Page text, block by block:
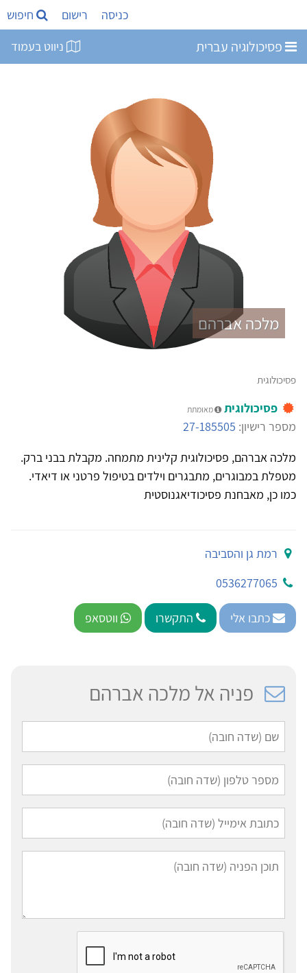
כניסה רישום חיפוש
פסיכולוגיה עברית ניווט בעמוד
מלכה אברהם
פסיכולוגית
פסיכולוגית מאומתת
מספר רישיון: 27-185505
מלכה אברהם, פסיכולוגית קלינית מתמחה. מקבלת בבני ברק.
מטפלת במבוגרים, מתבגרים וילדים בטיפול פרטני או דיאדי.
כמו כן, מאבחנת פסיכודיאגנוסטית
רמת גן והסביבה
0536277065
כתבו אלי התקשרו ווטסאפ
פניה אל מלכה אברהם